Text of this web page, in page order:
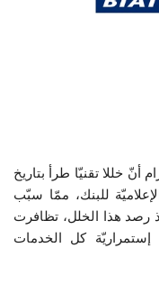
أنّ خللا تقنيّا طرأ بتاريخ
للبنك، ممّا سبّب
هذا الخلل، تظافرت
إستمراريّة كل الخدمات